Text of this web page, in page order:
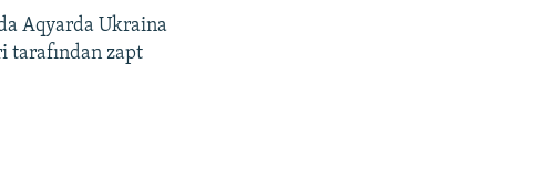
Aqyarda Ukraina
tarafından zapt